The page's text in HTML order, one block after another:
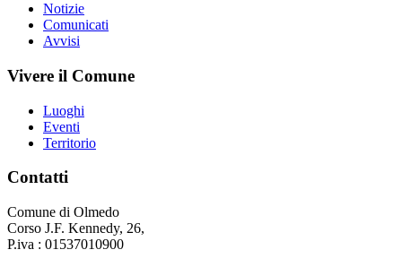
Notizie
Comunicati
Avvisi
Vivere il Comune
Luoghi
Eventi
Territorio
Contatti
Comune di Olmedo
Corso J.F. Kennedy, 26,
P.iva : 01537010900